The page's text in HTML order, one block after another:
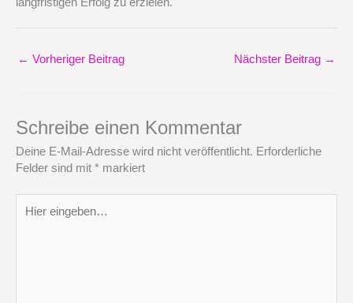
← Vorheriger Beitrag Nächster Beitrag →
Schreibe einen Kommentar
Deine E-Mail-Adresse wird nicht veröffentlicht. Erforderliche
Felder sind mit * markiert
eingeben…